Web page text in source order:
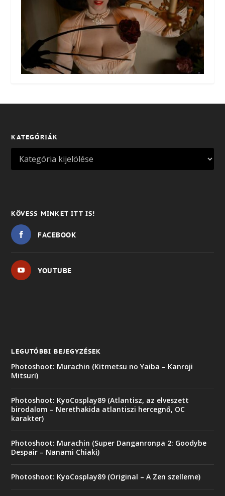
KATEGÓRIÁK
KÖVESS MINKET ITT IS!
FACEBOOK
YOUTUBE
LEGUTÓBBI BEJEGYZÉSEK
Photoshoot: Murachin (Kitmetsu no Yaiba – Kanroji
Mitsuri)
Photoshoot: KyoCosplay89 (Atlantisz, az elveszett
birodalom – Nerethakida atlantiszi hercegnő, OC
karakter)
Photoshoot: Murachin (Super Danganronpa 2: Goodybe
Despair – Nanami Chiaki)
Photoshoot: KyoCosplay89 (Original – A Zen szelleme)